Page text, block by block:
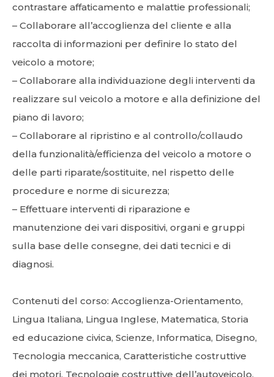
contrastare affaticamento e malattie professionali;
– Collaborare all’accoglienza del cliente e alla
raccolta di informazioni per definire lo stato del
veicolo a motore;
– Collaborare alla individuazione degli interventi da
realizzare sul veicolo a motore e alla definizione del
piano di lavoro;
– Collaborare al ripristino e al controllo/collaudo
della funzionalità/efficienza del veicolo a motore o
delle parti riparate/sostituite, nel rispetto delle
procedure e norme di sicurezza;
– Effettuare interventi di riparazione e
manutenzione dei vari dispositivi, organi e gruppi
sulla base delle consegne, dei dati tecnici e di
diagnosi.
Contenuti del corso: Accoglienza-Orientamento,
Lingua Italiana, Lingua Inglese, Matematica, Storia
ed educazione civica, Scienze, Informatica, Disegno,
Tecnologia meccanica, Caratteristiche costruttive
dei motori, Tecnologie costruttive dell’autoveicolo,